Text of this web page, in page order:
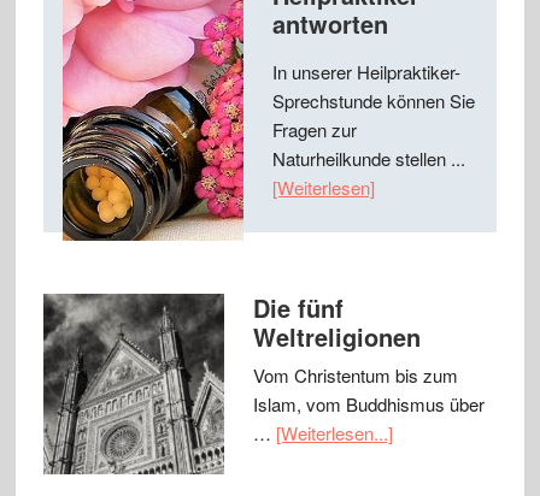
antworten
In unserer Heilpraktiker-
Sprechstunde können Sie
Fragen zur
Naturheilkunde stellen ...
[Weiterlesen]
Die fünf
Weltreligionen
Vom Christentum bis zum
Islam, vom Buddhismus über
… [Weiterlesen...]